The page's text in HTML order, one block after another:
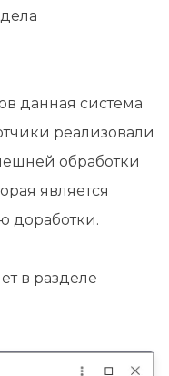
данная система
реализовали
обработки
является
доработки.
в разделе